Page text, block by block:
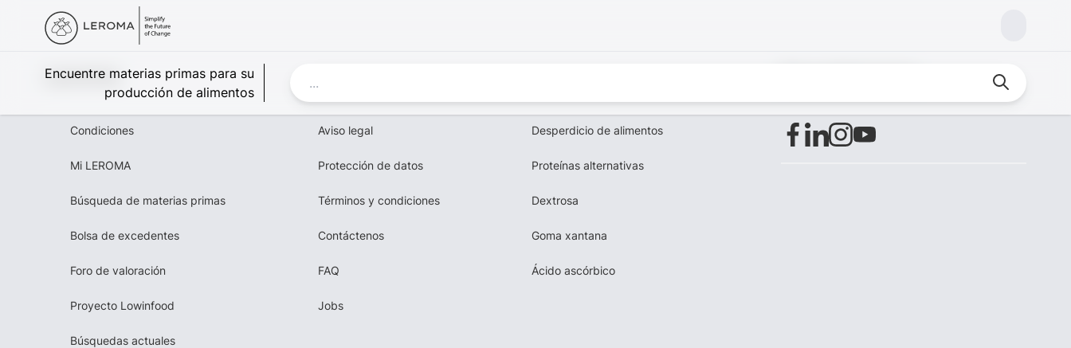
Encuentre materias primas para su
producción de alimentos
Leroma
Condiciones
Mi LEROMA
Búsqueda de materias primas
Bolsa de excedentes
Foro de valoración
Proyecto Lowinfood
Búsquedas actuales
Aviso legal
Protección de datos
Términos y condiciones
Contáctenos
FAQ
Jobs
Desperdicio de alimentos
Proteínas alternativas
Dextrosa
Goma xantana
Ácido ascórbico